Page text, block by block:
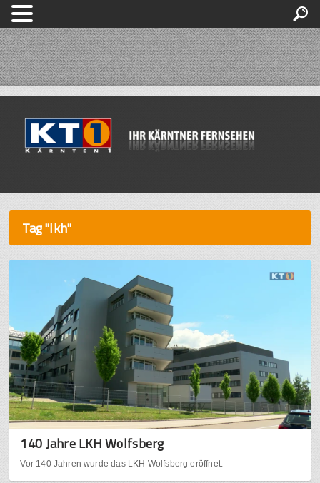
Tag "lkh"
140 Jahre LKH Wolfsberg
Vor 140 Jahren wurde das LKH Wolfsberg eröffnet.